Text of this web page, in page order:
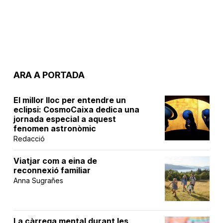
ARA A PORTADA
El millor lloc per entendre un
eclipsi: CosmoCaixa dedica una
jornada especial a aquest
fenomen astronòmic
Redacció
Viatjar com a eina de
reconnexió familiar
Anna Sugrañes
La càrrega mental durant les